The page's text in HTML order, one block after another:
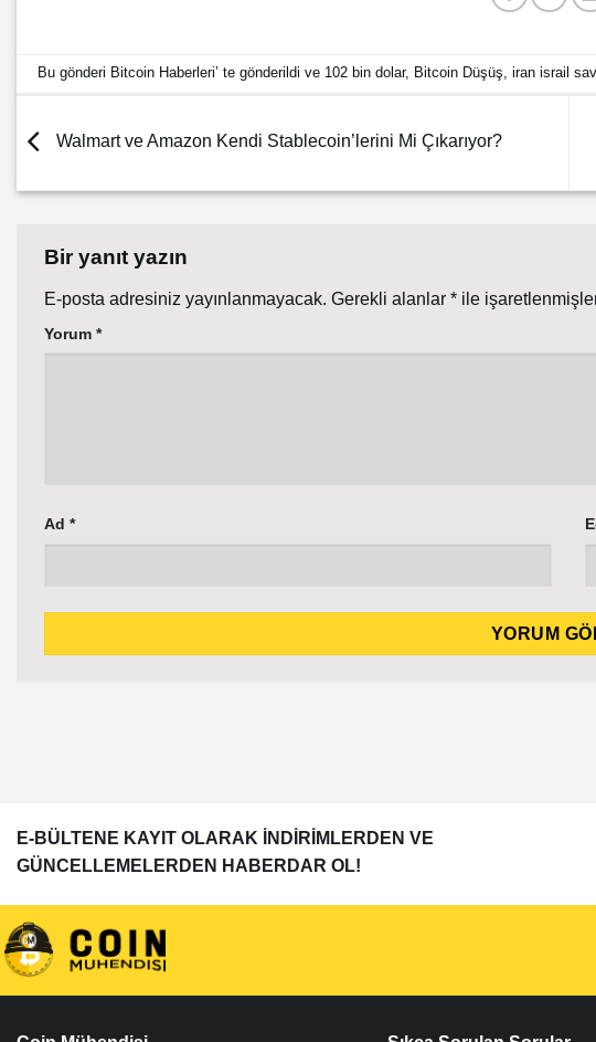
Bu gönderi Bitcoin Haberleri’ te gönderildi ve 102 bin dolar, Bitcoin Düşüş ,iran israil
Walmart ve Amazon Kendi Stablecoin’lerini Mi Çıkarıyor?
Bir yanıt yazın
E-posta adresiniz yayınlanmayacak. Gerekli alanlar * ile
Yorum *
Ad *
E-BÜLTENE KAYIT OLARAK İNDİRİMLERDEN VE
GÜNCELLEMELERDEN HABERDAR OL!